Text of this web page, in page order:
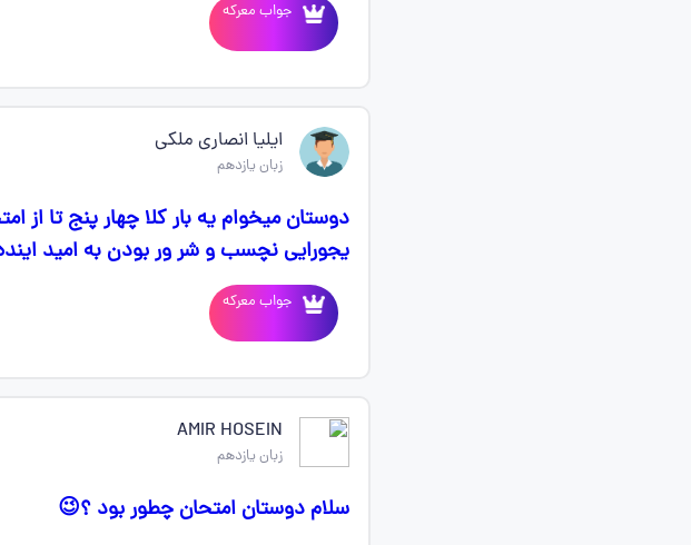
جواب معرکه
ایلیا انصاری ملکی
زبان یازدهم
دوستان میخوام یه بار کلا چهار پنج تا از
یجورایی نچسب و شر ور بودن به امید
جواب معرکه
AMIR HOSEIN
زبان یازدهم
سلام دوستان امتحان چطور بود ؟😉